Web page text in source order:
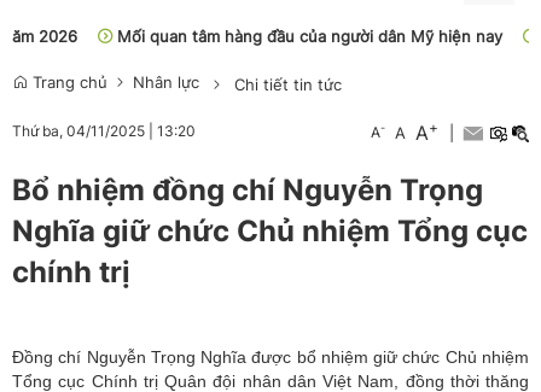
Mối quan tâm hàng đầu của người dân Mỹ hiện nay Sở
Trang chủ Nhân lực Chi tiết tin tức
Thứ ba, 04/11/2025 13:20 A- A A+
Bổ nhiệm đồng chí Nguyễn Trọng
Nghĩa giữ chức Chủ nhiệm Tổng cục
chính trị
Đồng chí Nguyễn Trọng Nghĩa được bổ nhiệm giữ chức Chủ nhiệm
Tổng cục Chính trị Quân đội nhân dân Việt Nam, đồng thời thăng